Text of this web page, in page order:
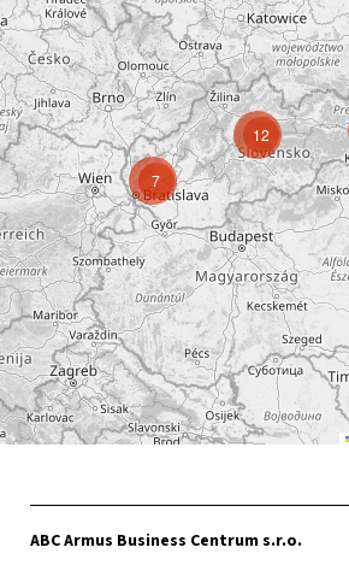
7
12
ABC Armus Business Centrum s.r.o.